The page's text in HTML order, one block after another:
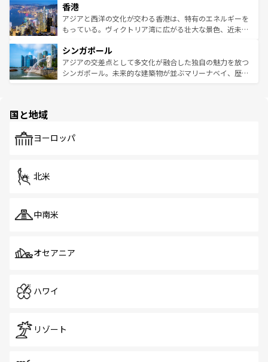
とつ。フォーやバインミー、ベトナムコーヒーなどは、ぜ
ひ現地で味わいたい。どの地域を訪れてもあたたかい人々
が旅行者を迎えてくれるので、きっと忘れられない旅にな
参照してほしい。
の活気が交差している。北部ではチェンマイなどの山岳地
帯で自然と触れ合い、南部ではプーケットやクラビの美し
いビーチでリゾート気分を楽しむことができる。タイ料理
激する。気候は一年中温暖で、どの季節にも異なる楽しみ
が待っている。親しみやすいタイの人々、仏教を中心とし
た文化、そして多様な観光資源が、訪れる旅人を魅了し続
香港
アジアと西洋の文化が交わる香港は、特有のエネルギーを
もっている。ヴィクトリア湾に広がる壮大な景色、近未来
み、どこを訪れても感動するはず。観光スポットが密集し
ており、効率よく見どころを回れるのも魅力。息をのむよ
うな絶景から文化的な体験まで、香港を存分に楽しみ尽く
シンガポール
アジアの交差点として多文化が融合した独自の魅力を放つ
シンガポール。未来的な建築物が並ぶマリーナベイ、歴史
で、ホーカーズは地元の風情を楽しめる外せないスポット
国と地域
ヨーロッパ
北米
中南米
オセアニア
ハワイ
リゾート